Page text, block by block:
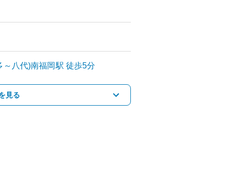
～八代)南福岡駅 徒歩5分
見る